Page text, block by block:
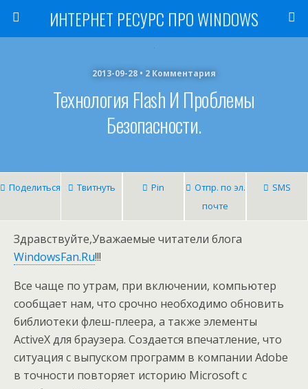
ИНТЕРНЕТ РЕСУРС ПРО WINDOWS
2013-09-28 • 2 Комментария
Технология Flash И Проблемы
Безопасности.
Поделиться Твитнуть Pin
Отпр. по эл.
почте
SMS
Здравствуйте,Уважаемые читатели блога
WindowsFan.Ru!!!
Все чаще по утрам, при включении, компьютер
сообщает нам, что срочно необходимо обновить
библиотеки флеш-плеера, а также элементы
ActiveX для браузера. Создается впечатление, что
ситуация с выпуском программ в компании Adobe
в точности повторяет историю Microsoft с